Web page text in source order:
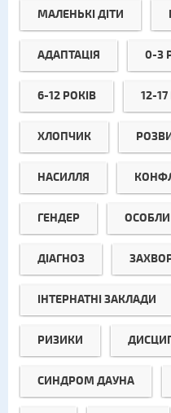
МАЛЕНЬКІ ДІТИ
АДАПТАЦІЯ 0-3
6-12 РОКІВ 12-
ХЛОПЧИК
НАСИЛЛЯ
ГЕНДЕР
ДІАГНОЗ
ІНТЕРНАТНІ ЗАКЛАДИ
РИЗИКИ
СИНДРОМ ДАУНА